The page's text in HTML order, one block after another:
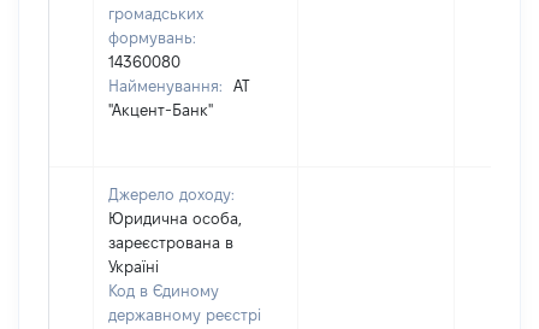
громадських
формувань:
14360080
Найменування:
АТ
"Акцент-Банк"
Джерело доходу:
Юридична особа,
зареєстрована в
Україні
Код в Єдиному
державному реєстрі